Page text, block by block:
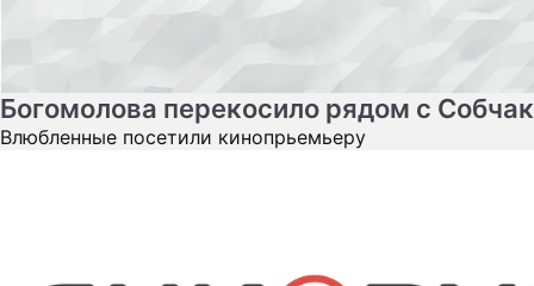
Богомолова перекосило рядом с Собчак
Влюбленные посетили кинопрьемьеру